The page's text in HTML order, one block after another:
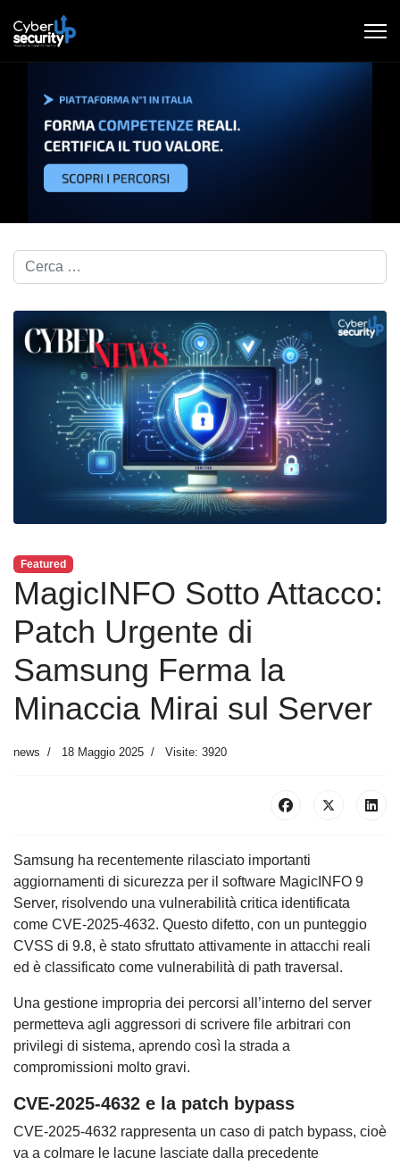
Cerca nel blog...
Featured
MagicINFO Sotto Attacco:
Patch Urgente di
Samsung Ferma la
Minaccia Mirai sul Server
news 18 Maggio 2025 Visite: 3920
Samsung ha recentemente rilasciato importanti
aggiornamenti di sicurezza per il software MagicINFO 9
Server, risolvendo una vulnerabilità critica identificata
come CVE-2025-4632. Questo difetto, con un punteggio
CVSS di 9.8, è stato sfruttato attivamente in attacchi reali
ed è classificato come vulnerabilità di path traversal.
Una gestione impropria dei percorsi all’interno del server
permetteva agli aggressori di scrivere file arbitrari con
privilegi di sistema, aprendo così la strada a
compromissioni molto gravi.
CVE-2025-4632 e la patch bypass
CVE-2025-4632 rappresenta un caso di patch bypass, cioè
va a colmare le lacune lasciate dalla precedente